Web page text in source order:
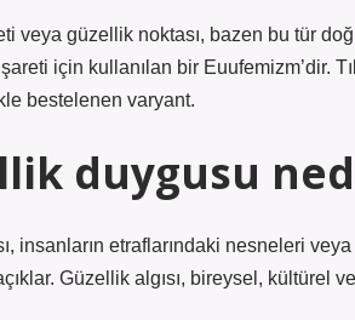
veya güzellik noktası, bazen bu tür
için kullanılan bir Euufemizm’dir.
bestelenen varyant.
duygusu
insanların etraflarındaki nesneleri
Güzellik algısı, bireysel,